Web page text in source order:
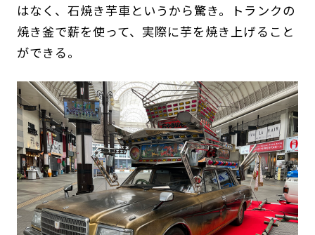
はなく、石焼き芋車というから驚き。トランクの
焼き釜で薪を使って、実際に芋を焼き上げること
ができる。